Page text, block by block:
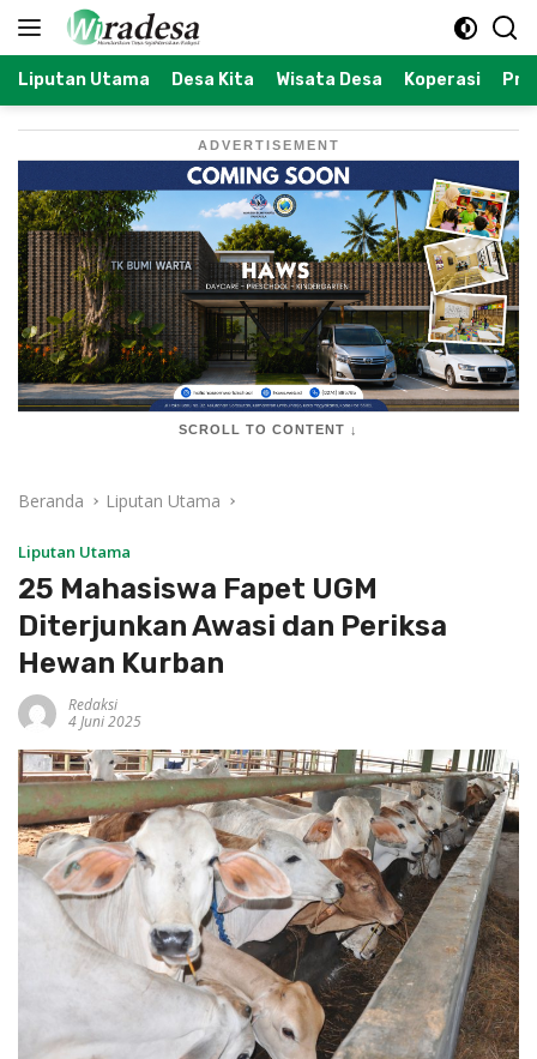
Langsung
Liputan Utama Desa Kita Wisata Desa Koperasi
ADVERTISEMENT
SCROLL TO CONTENT ↓
Beranda Liputan Utama
Liputan Utama
25 Mahasiswa Fapet UGM
Diterjunkan Awasi dan Periksa
Hewan Kurban
Redaksi
4 Juni 2025